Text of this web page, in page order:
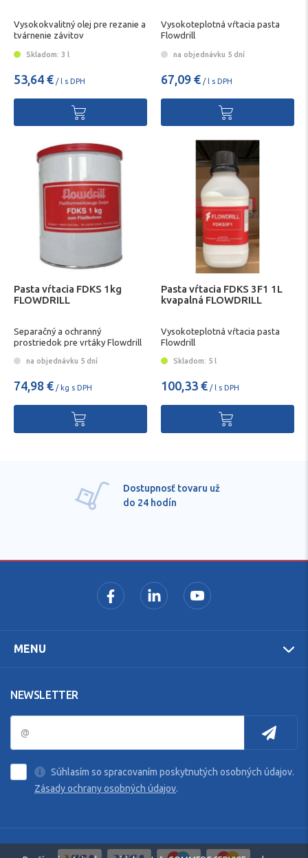
Vysokokvalitný olej pre rezanie a
tvárnenie závitov
Skladom: 3 l
53,64 € / l s DPH
Vysokoteplotná vŕtacia pasta
Flowdrill
na objednávku 5 dní
67,09 € / l s DPH
Pasta vŕtacia FDKS 1kg
FLOWDRILL
Separačný a ochranný
prostriedok pre vrtáky Flowdrill
na objednávku 5 dní
74,98 € / kg s DPH
Pasta vŕtacia FDKS 3F1 1L
kvapalná FLOWDRILL
Vysokoteplotná vŕtacia pasta
Flowdrill
Skladom: 5 l
100,33 € / l s DPH
Dostupnosť tovaru už
do 24 hodín
MENU
NEWSLETTER
Súhlasím so spracovaním poskytnutých osobných údajov.
Zásady ochrany osobných údajov.